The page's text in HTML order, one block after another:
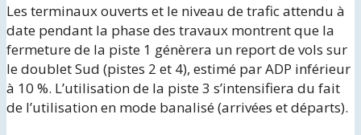
Les terminaux ouverts et le niveau de trafic attendu à
date pendant la phase des travaux montrent que la
fermeture de la piste 1 génèrera un report de vols sur
le doublet Sud (pistes 2 et 4), estimé par ADP inférieur
à 10 %. L’utilisation de la piste 3 s’intensifiera du fait
de l’utilisation en mode banalisé (arrivées et départs).